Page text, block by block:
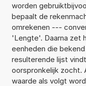
worden
bepaalt de
omrekenen ---
'Lengte'. Daarna zet
eenheden die
resulterende lijst
oorspronkelijk zocht.
waarde als volgt